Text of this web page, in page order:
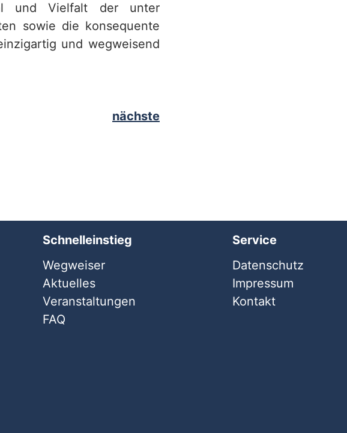
und Vielfalt der unter
sowie die konsequente
und wegweisend
nächste
Schnelleinstieg
Wegweiser
Aktuelles
Veranstaltungen
FAQ
Service
Datenschutz
Impressum
Kontakt